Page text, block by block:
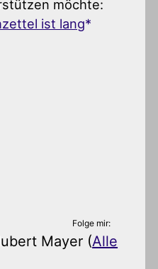
möchte:
ist lang
Folge mir:
Mayer (Alle